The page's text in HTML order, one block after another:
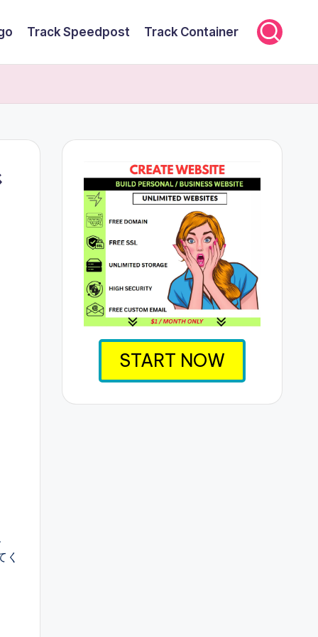
Track Speedpost Track Container
く
START NOW